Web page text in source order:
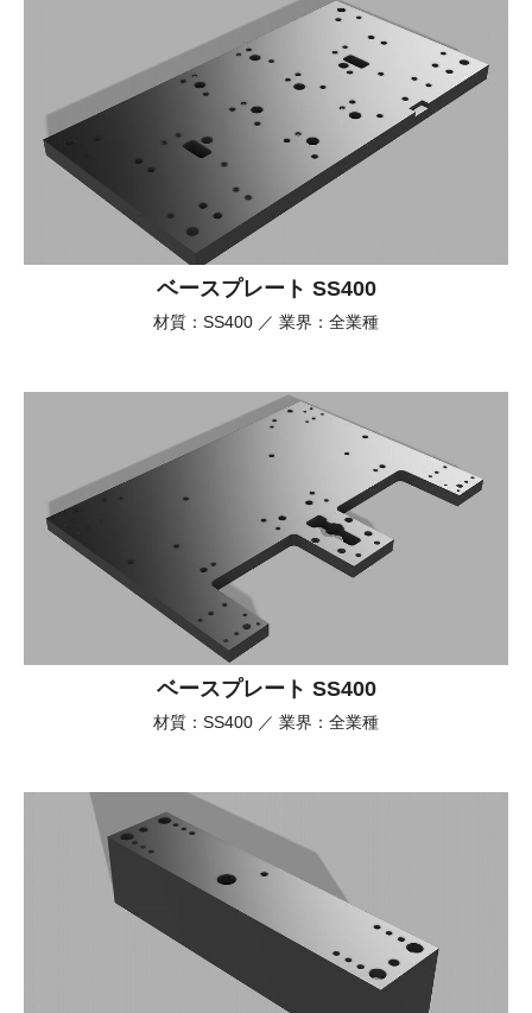
ベースプレート SS400
材質：SS400 ／ 業界：全業種
ベースプレート SS400
材質：SS400 ／ 業界：全業種